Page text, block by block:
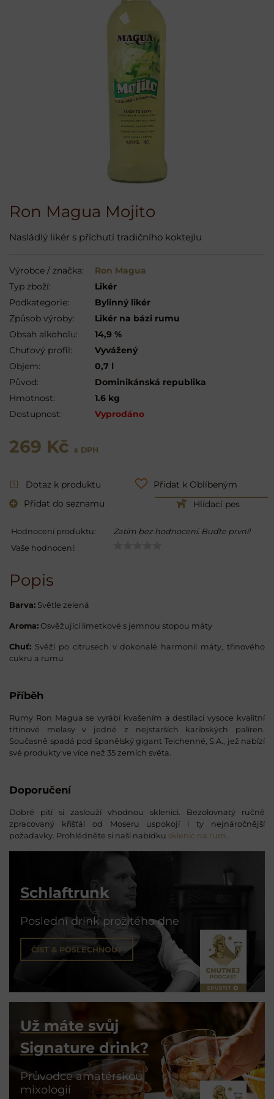
Ron Magua Mojito
Nasládlý likér s příchutí tradičního koktejlu
Výrobce / značka:
Ron Magua
Typ zboží:
Likér
Podkategorie:
Bylinný likér
Způsob výroby:
Likér na bázi rumu
Obsah alkoholu:
14,9 %
Chuťový profil:
Vyvážený
Objem:
0,7 l
Původ:
Dominikánská republika
Hmotnost:
1.6 kg
Dostupnost:
Vyprodáno
269 Kč s DPH
Dotaz k produktu
Přidat k Oblíbeným
Přidat do seznamu
Hlídací pes
Hodnocení produktu:
Zatím bez hodnocení. Buďte první!
Vaše hodnocení:
Popis
Barva: Světle zelená
Aroma: Osvěžující limetkové s jemnou stopou máty
Chuť: Svěží po citrusech v dokonalé harmonii máty, třinového
cukru a rumu
Příběh
Rumy Ron Magua se vyrábí kvašením a destilací vysoce kvalitní
třtinové melasy v jedné z nejstarších karibských palíren.
Současně spadá pod španělský gigant Teichenné, S.A., jež nabízí
své produkty ve více než 35 zemích světa.
Doporučení
Dobré pití si zaslouží vhodnou sklenici. Bezolovnatý ručně
zpracovaný křišťál od Moseru uspokojí i ty nejnáročnější
požadavky. Prohlédněte si naši nabídku sklenic na rum
Schlaftrunk
Poslední drink prožitého dne
ČÍST & POSLECHNOUT
Už máte svůj
Signature drink?
Průvodce amatérskou
mixologií